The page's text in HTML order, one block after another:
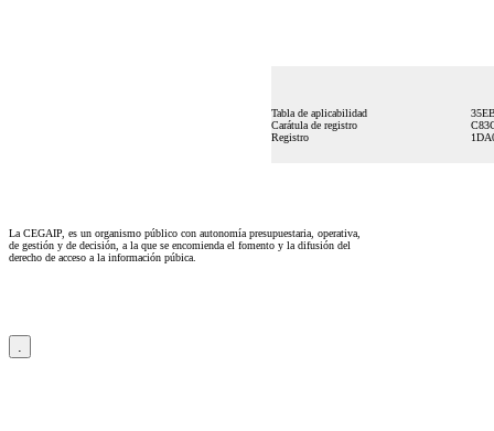
Tabla de aplicabilidad
Carátula de registro
Registro
La CEGAIP, es un organismo público con autonomía presupuestaria, operativa,
de gestión y de decisión, a la que se encomienda el fomento y la difusión del
derecho de acceso a la información púbica.